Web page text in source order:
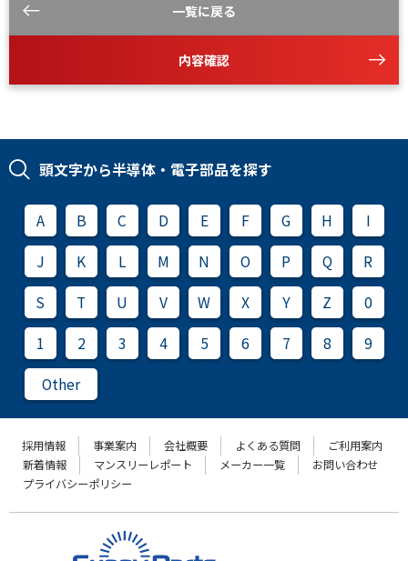
一覧に戻る
内容確認
頭文字から半導体・電子部品を探す
A B C D E F G H
I
J
K L M N O P Q
R
S
T U V W X Y Z
0
1
2 3 4 5 6 7 8
9
Other
採用情報 事業案内 会社概要 よくある質問
ご利用案内
新着情報
マンスリーレポート メーカー一覧
お問い合わせ
プライバシーポリシー